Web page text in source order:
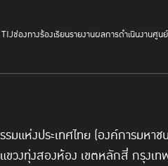
ช่องทางร้องเรียนรายงานผลการดำเนินงานศูน
มแห่งประเทศไทย (องค์การมหาช
วงทุ่งสองห้อง เขตหลักสี่ กรุงเท